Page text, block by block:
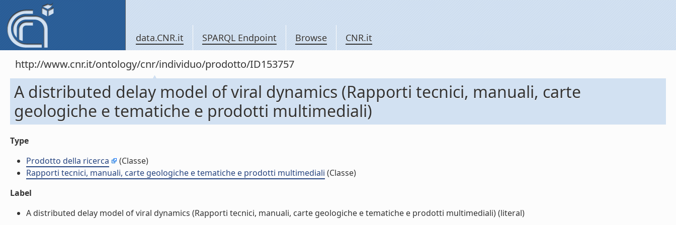
data.CNR.it SPARQL Endpoint Browse CNR.it
http://www.cnr.it/ontology/cnr/individuo/prodotto/ID153757
A distributed delay model of viral dynamics (Rapporti tecnici, manuali, carte
geologiche e tematiche e prodotti multimediali)
Type
Prodotto della ricerca
(Classe)
Rapporti tecnici, manuali, carte geologiche e tematiche e prodotti multimediali (Classe)
Label
A distributed delay model of viral dynamics (Rapporti tecnici, manuali, carte geologiche e tematiche e prodotti multimediali) (literal)